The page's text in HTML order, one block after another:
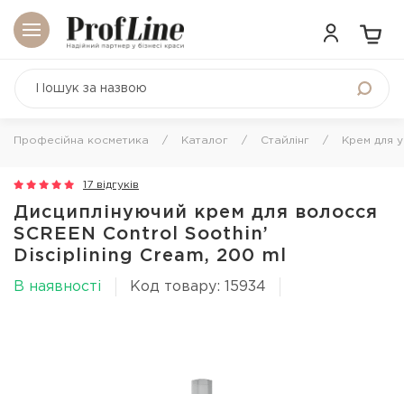
Професійна косметика Каталог Стайлінг Крем для
17 відгуків
Дисциплінуючий крем для волосся
SCREEN Control Soothin’
Disciplining Cream, 200 ml
В наявності Код товару: 15934